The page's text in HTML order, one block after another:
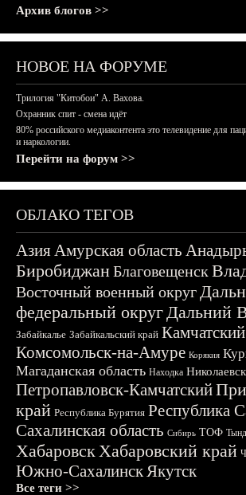
Архив блогов >>
НОВОЕ НА ФОРУМЕ
Трилогия "Китобои" А. Вахова.
Охранник спит - смена идёт
80% российского медиаконтента это телевидение для
и наркологии.
Перейти на форум >>
ОБЛАКО ТЕГОВ
АзияАмурская область
БиробиджанБлаговещенск
Восточный военный округ
федеральный округДальний
Забайкалье Забайкальский край
Комсомольск-на-Амуре Корякия
Магаданская область Находка
Петропавловск-Камчатский
край Республика Бурятия Республика
Сахалинская область Сибирь ТОФ
ХабаровскХабаровский край
Южно-СахалинскЯкутск
Все теги >>